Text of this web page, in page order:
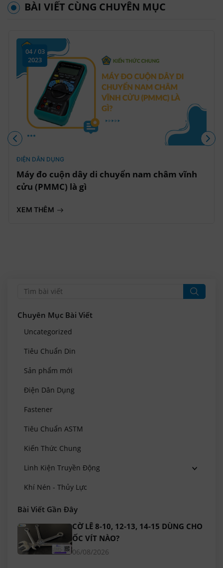
BÀI VIẾT CÙNG CHUYÊN MỤC
04 / 03
2023
ĐIỆN DÂN DỤNG
Máy đo cuộn dây di chuyển nam châm vĩnh
cửu (PMMC) là gì
XEM THÊM
Chuyên Mục Bài Viết
Uncategorized
Tiêu Chuẩn Din
Sản phẩm mới
Điện Dân Dụng
Fastener
Tiêu Chuẩn ASTM
Kiến Thức Chung
Linh Kiện Truyền Động
Khí Nén - Thủy Lực
Bài Viết Gần Đây
CỜ LÊ 8-10, 12-13, 14-15 DÙNG CHO
ỐC VÍT NÀO?
06/08/2026